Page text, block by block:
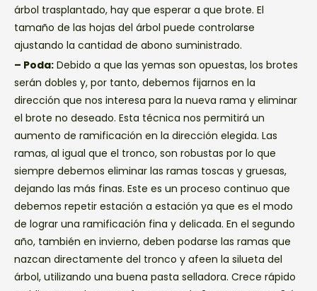
árbol trasplantado, hay que esperar a que brote. El
tamaño de las hojas del árbol puede controlarse
ajustando la cantidad de abono suministrado.
– Poda: Debido a que las yemas son opuestas, los brotes
serán dobles y, por tanto, debemos fijarnos en la
dirección que nos interesa para la nueva rama y eliminar
el brote no deseado. Esta técnica nos permitirá un
aumento de ramificación en la dirección elegida. Las
ramas, al igual que el tronco, son robustas por lo que
siempre debemos eliminar las ramas toscas y gruesas,
dejando las más finas. Este es un proceso continuo que
debemos repetir estación a estación ya que es el modo
de lograr una ramificación fina y delicada. En el segundo
año, también en invierno, deben podarse las ramas que
nazcan directamente del tronco y afeen la silueta del
árbol, utilizando una buena pasta selladora. Crece rápido